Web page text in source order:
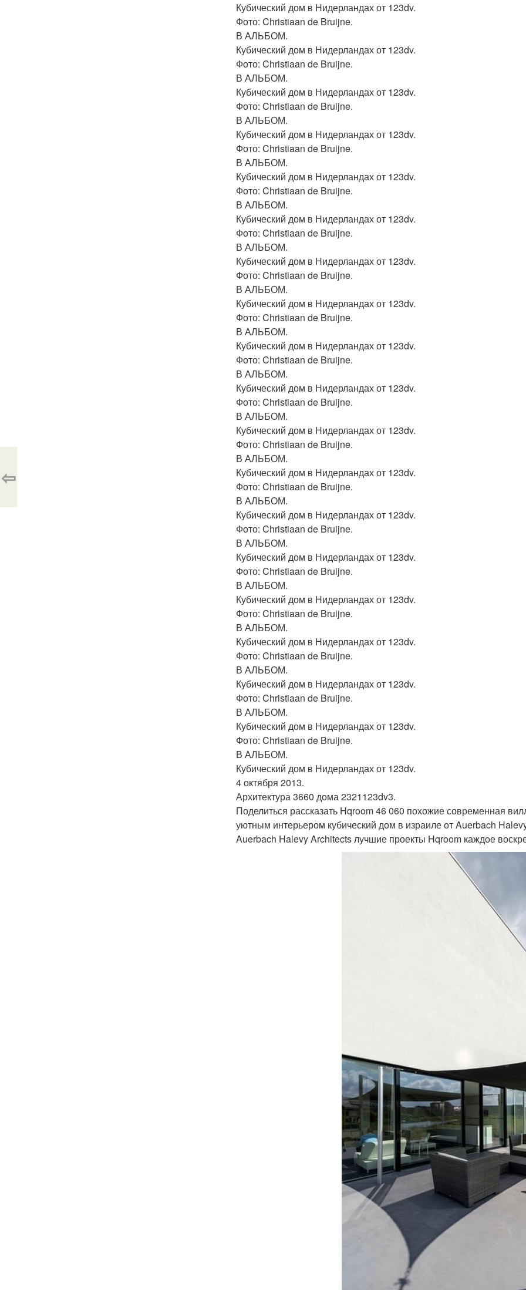
Кубический дом в Нидерландах от 123dv.
Фото: Christiaan de Bruijne.
В АЛЬБОМ.
Кубический дом в Нидерландах от 123dv.
Фото: Christiaan de Bruijne.
В АЛЬБОМ.
Кубический дом в Нидерландах от 123dv.
Фото: Christiaan de Bruijne.
В АЛЬБОМ.
Кубический дом в Нидерландах от 123dv.
Фото: Christiaan de Bruijne.
В АЛЬБОМ.
Кубический дом в Нидерландах от 123dv.
Фото: Christiaan de Bruijne.
В АЛЬБОМ.
Кубический дом в Нидерландах от 123dv.
Фото: Christiaan de Bruijne.
В АЛЬБОМ.
Кубический дом в Нидерландах от 123dv.
Фото: Christiaan de Bruijne.
В АЛЬБОМ.
Кубический дом в Нидерландах от 123dv.
Фото: Christiaan de Bruijne.
В АЛЬБОМ.
Кубический дом в Нидерландах от 123dv.
Фото: Christiaan de Bruijne.
В АЛЬБОМ.
Кубический дом в Нидерландах от 123dv.
Фото: Christiaan de Bruijne.
В АЛЬБОМ.
Кубический дом в Нидерландах от 123dv.
Фото: Christiaan de Bruijne.
В АЛЬБОМ.
Кубический дом в Нидерландах от 123dv.
Фото: Christiaan de Bruijne.
В АЛЬБОМ.
Кубический дом в Нидерландах от 123dv.
Фото: Christiaan de Bruijne.
В АЛЬБОМ.
Кубический дом в Нидерландах от 123dv.
Фото: Christiaan de Bruijne.
В АЛЬБОМ.
Кубический дом в Нидерландах от 123dv.
Фото: Christiaan de Bruijne.
В АЛЬБОМ.
Кубический дом в Нидерландах от 123dv.
Фото: Christiaan de Bruijne.
В АЛЬБОМ.
Кубический дом в Нидерландах от 123dv.
Фото: Christiaan de Bruijne.
В АЛЬБОМ.
Кубический дом в Нидерландах от 123dv.
Фото: Christiaan de Bruijne.
В АЛЬБОМ.
Кубический дом в Нидерландах от 123dv.
4 октября 2013.
Архитектура 3660 дома 2321123dv3.
Поделиться рассказать Hqroom 46 060 похожие современная
уютным интерьером кубический дом в израиле от Auerbach
Auerbach Halevy Architects лучшие проекты Hqroom каждое
⇦